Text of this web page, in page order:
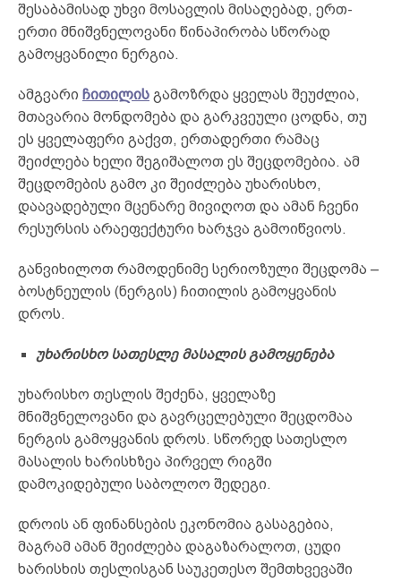
შესაბამისად უხვი მოსავლის მისაღებად, ერთ-
ერთი მნიშვნელოვანი წინაპირობა სწორად
გამოყვანილი ნერგია.
ამგვარი ჩითილის გამოზრდა ყველას შეუძლია,
მთავარია მონდომება და გარკვეული ცოდნა, თუ
ეს ყველაფერი გაქვთ, ერთადერთი რამაც
შეიძლება ხელი შეგიშალოთ ეს შეცდომებია. ამ
შეცდომების გამო კი შეიძლება უხარისხო,
დაავადებული მცენარე მივიღოთ და ამან ჩვენი
რესურსის არაეფექტური ხარჯვა გამოიწვიოს.
განვიხილოთ რამოდენიმე სერიოზული შეცდომა –
ბოსტნეულის (ნერგის) ჩითილის გამოყვანის
დროს.
უხარისხო სათესლე მასალის გამოყენება
უხარისხო თესლის შეძენა, ყველაზე
მნიშვნელოვანი და გავრცელებული შეცდომაა
ნერგის გამოყვანის დროს. სწორედ სათესლო
მასალის ხარისხზეა პირველ რიგში
დამოკიდებული საბოლოო შედეგი.
დროის ან ფინანსების ეკონომია გასაგებია,
მაგრამ ამან შეიძლება დაგაზარალოთ, ცუდი
ხარისხის თესლისგან საუკეთესო შემთხვევაში